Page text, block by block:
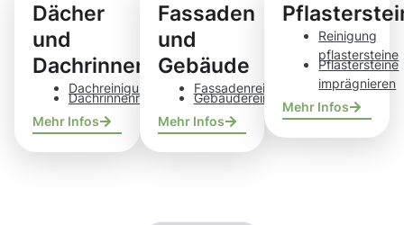
Dächer
und
Dachrinnen
Dachreinigung
Dachrinnenreinigung
Mehr Infos
Fassaden
und
Gebäude
Fassadenreinigung
Gebäudereinigung
Mehr Infos
Reinigung
pflastersteine
Pflastersteine
imprägnieren
Mehr Infos